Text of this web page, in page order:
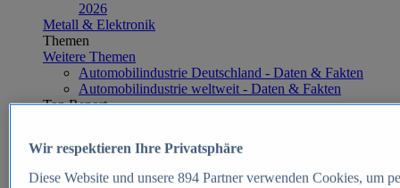
2026
Metall & Elektronik
Themen
Weitere Themen
Automobilindustrie Deutschland - Daten & Fakten
Automobilindustrie weltweit - Daten & Fakten
Top Report
Wir respektieren Ihre Privatsphäre
Diese Website und unsere 894Partner verwenden Cookies, um